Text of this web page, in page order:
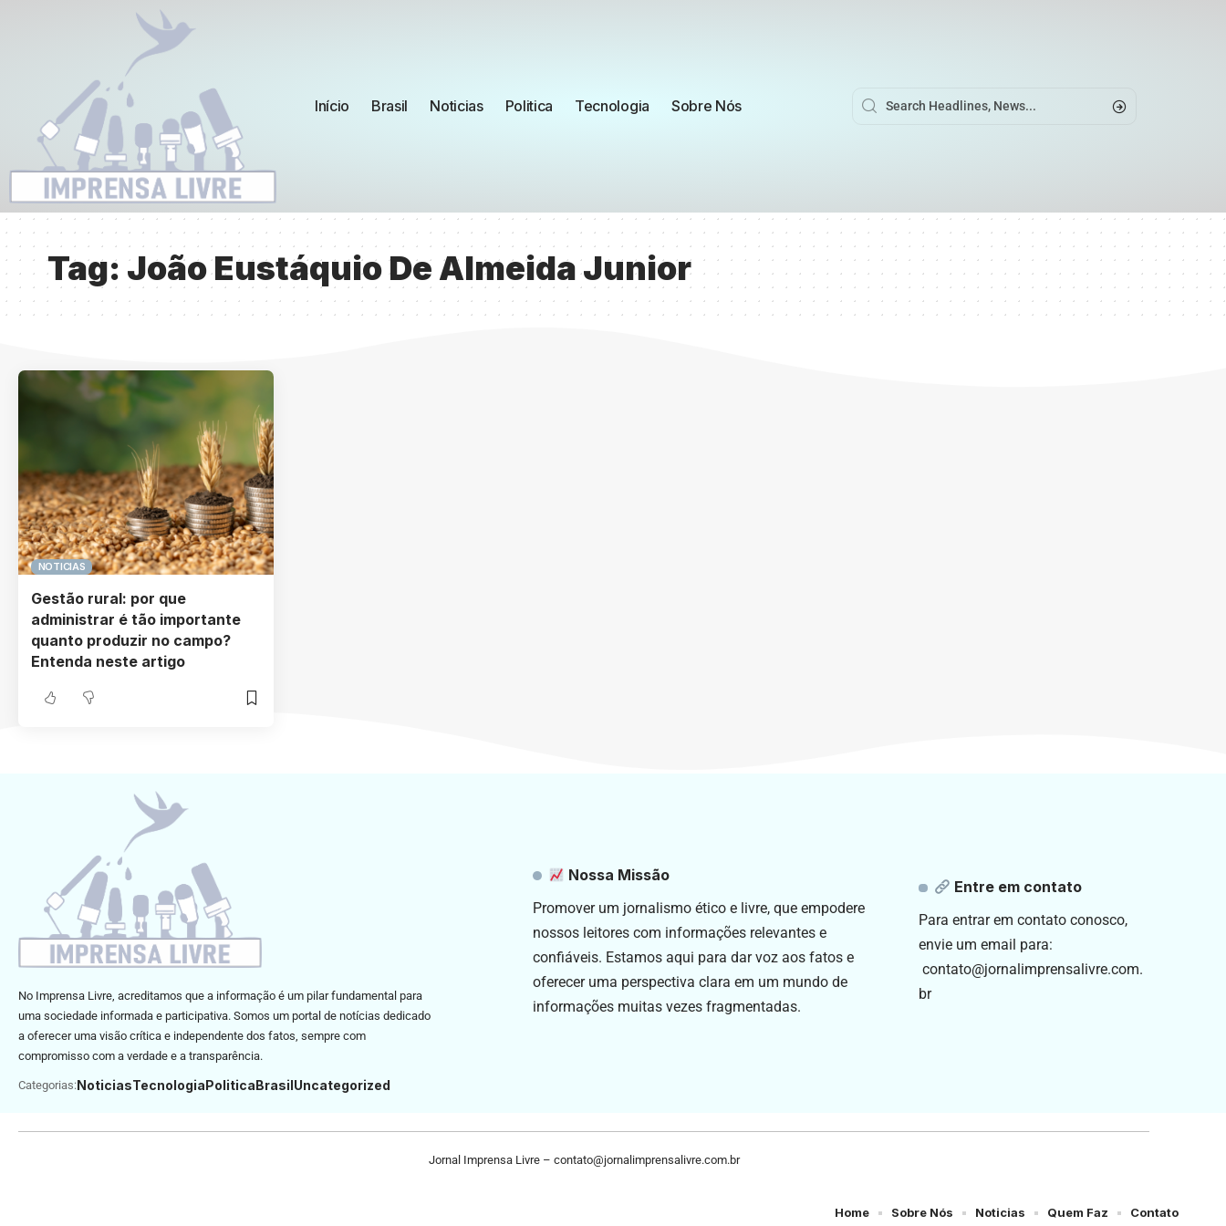
Início Brasil Noticias Politica Tecnologia Sobre Nós
Tag: João Eustáquio De Almeida Junior
NOTICIAS
Gestão rural: por que
administrar é tão importante
quanto produzir no campo?
Entenda neste artigo
No Imprensa Livre, acreditamos que a informação é um pilar fundamental para
uma sociedade informada e participativa. Somos um portal de notícias dedicado
a oferecer uma visão crítica e independente dos fatos, sempre com
compromisso com a verdade e a transparência.
Categorias:NoticiasTecnologiaPoliticaBrasilUncategorized
Nossa Missão
Promover um jornalismo ético e livre, que empodere
nossos leitores com informações relevantes e
confiáveis. Estamos aqui para dar voz aos fatos e
oferecer uma perspectiva clara em um mundo de
informações muitas vezes fragmentadas.
Entre em contato
Para entrar em contato conosco,
envie um email para:
contato@jornalimprensalivre.com.
br
Jornal Imprensa Livre – contato@jornalimprensalivre.com.br
Home Sobre Nós Noticias Quem Faz Contato